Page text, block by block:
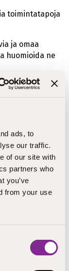
ads, to
our traffic.
of our site with
partners who
you’ve
from your use
toimintatapoja
ja omaa
huomioida ne
ohjaajat
majoitusta.
ateriat
€/1hh tai 128